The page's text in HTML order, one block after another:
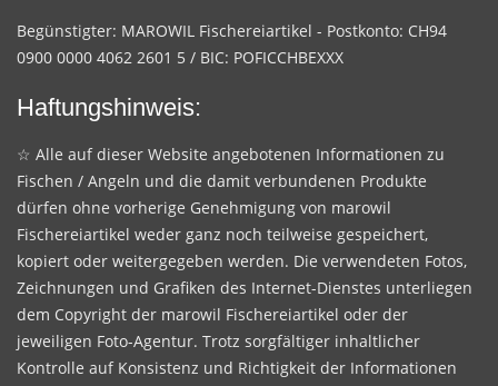
Begünstigter: MAROWIL Fischereiartikel - Postkonto: CH94
0900 0000 4062 2601 5 / BIC: POFICCHBEXXX
Haftungshinweis:
☆ Alle auf dieser Website angebotenen Informationen zu
Fischen / Angeln und die damit verbundenen Produkte
dürfen ohne vorherige Genehmigung von marowil
Fischereiartikel weder ganz noch teilweise gespeichert,
kopiert oder weitergegeben werden. Die verwendeten Fotos,
Zeichnungen und Grafiken des Internet-Dienstes unterliegen
dem Copyright der marowil Fischereiartikel oder der
jeweiligen Foto-Agentur. Trotz sorgfältiger inhaltlicher
Kontrolle auf Konsistenz und Richtigkeit der Informationen